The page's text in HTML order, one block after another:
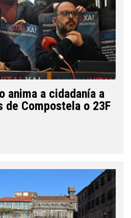
anima a cidadanía a
de Compostela o 23F